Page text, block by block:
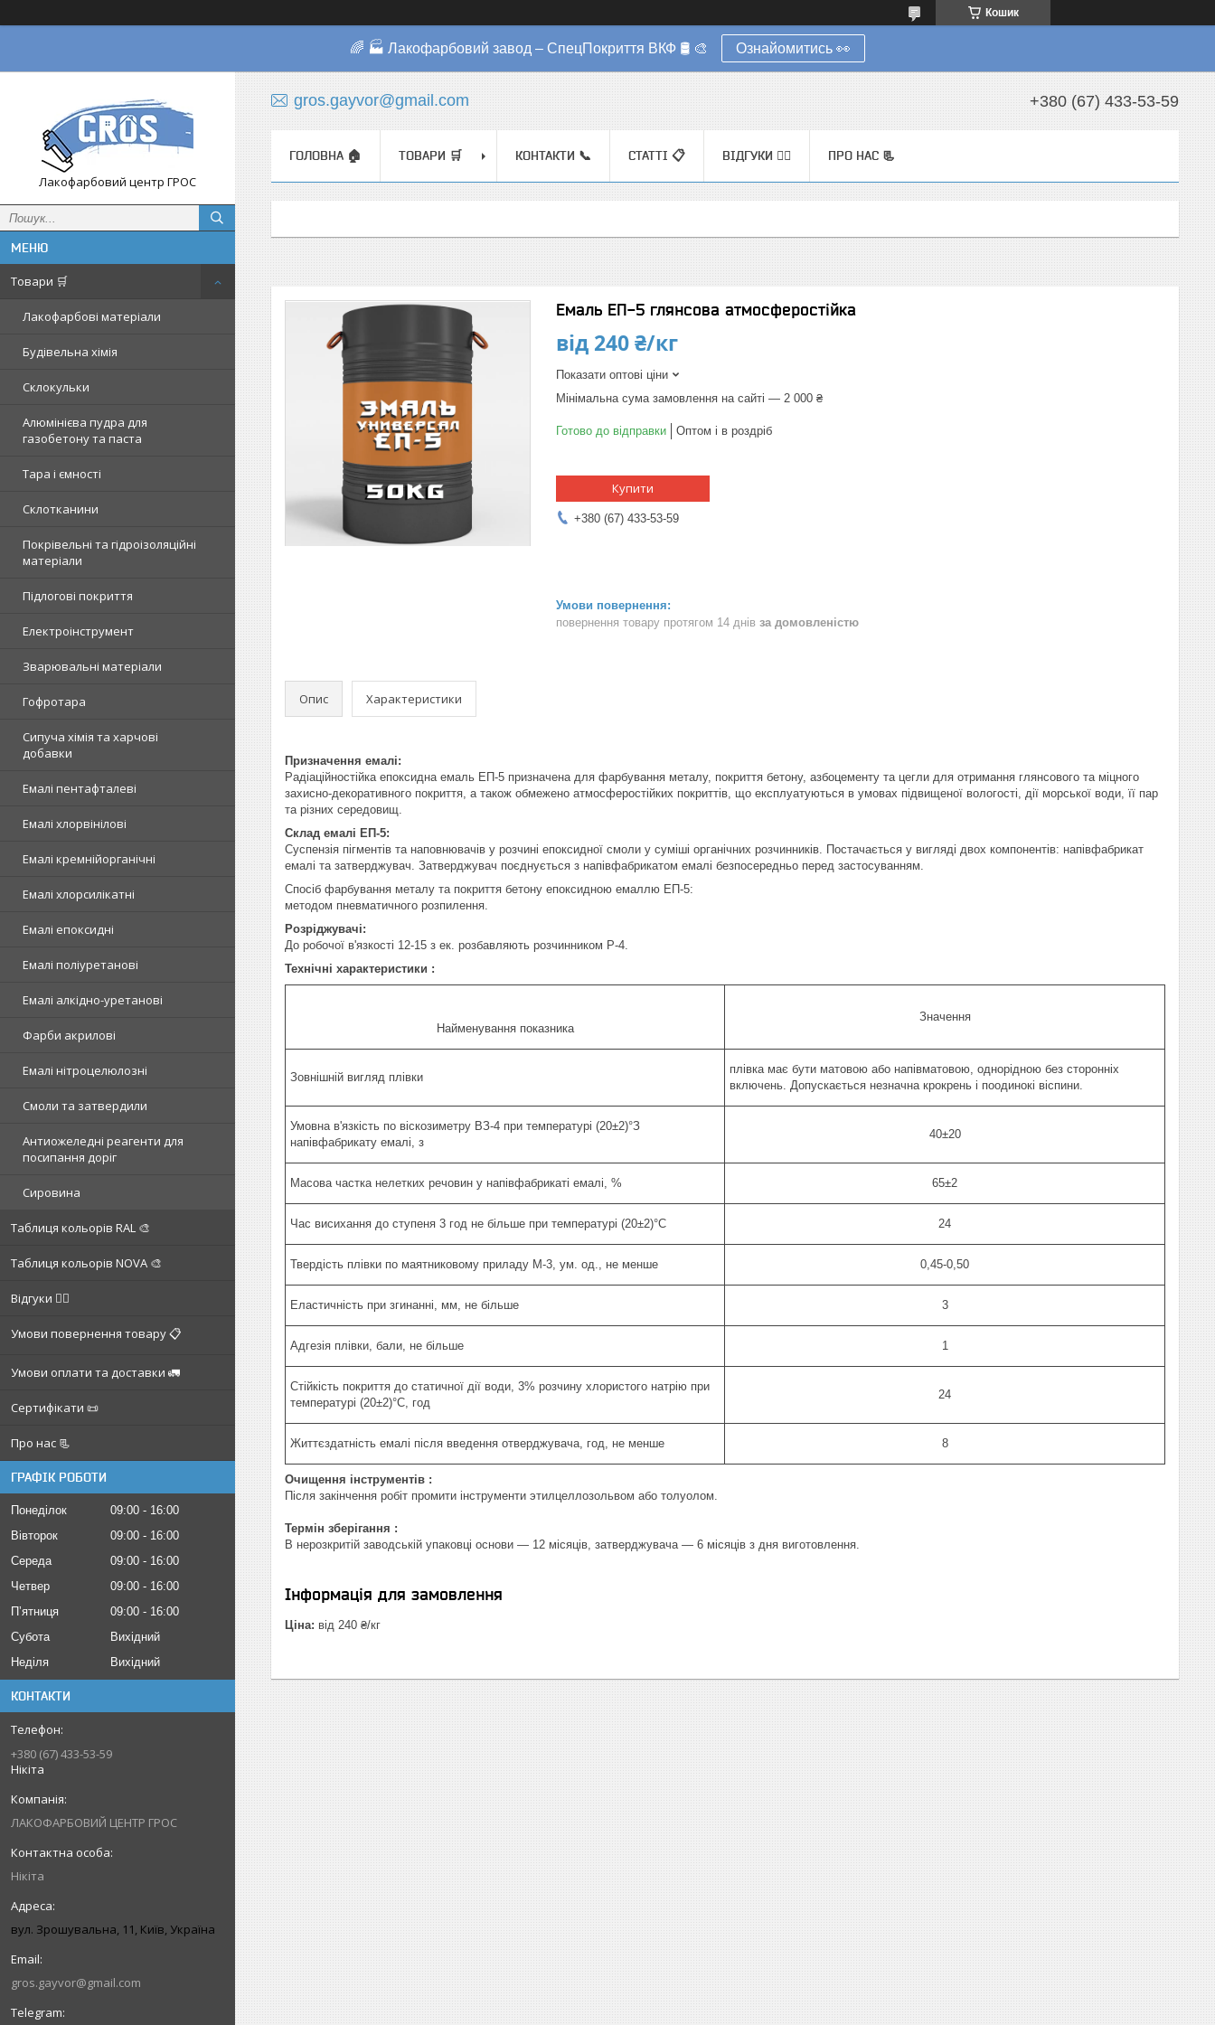
Кошик
🌈 🏭 Лакофарбовий завод – СпецПокриття ВКФ 🛢️ 🎨 Ознайомитись 👀
Лакофарбовий центр ГРОС
Товари 🛒
Лакофарбові матеріали
Будівельна хімія
Склокульки
Алюмінієва пудра для
газобетону та паста
Тара і ємності
Склотканини
Покрівельні та гідроізоляційні
матеріали
Підлогові покриття
Електроінструмент
Зварювальні матеріали
Гофротара
Сипуча хімія та харчові
добавки
Емалі пентафталеві
Емалі хлорвінілові
Емалі кремнійорганічні
Емалі хлорсилікатні
Емалі епоксидні
Емалі поліуретанові
Емалі алкідно-уретанові
Фарби акрилові
Емалі нітроцелюлозні
Смоли та затвердили
Антиожеледні реагенти для
посипання доріг
Сировина
Таблиця кольорів RAL 🎨
Таблиця кольорів NOVA 🎨
Відгуки ✍🏼
Умови повернення товару 📋
Умови оплати та доставки 🚛
Сертифікати 📜
Про нас 📃
ГРАФІК РОБОТИ
Понеділок 09:00
16:00
Вівторок
09:00
16:00
Середа
09:00
16:00
Четвер
09:00
16:00
Пʼятниця
09:00
16:00
Субота
Вихідний
Неділя
Вихідний
КОНТАКТИ
+380 (67) 433-53-59
Нікіта
ЛАКОФАРБОВИЙ ЦЕНТР ГРОС
Нікіта
вул. Зрошувальна, 11, Київ, Україна
gros.gayvor@gmail.com
gros.gayvor@gmail.com +380 (67) 433-53-59
ГОЛОВНА 🏠 ТОВАРИ 🛒 КОНТАКТИ 📞 СТАТТІ 📋 ВІДГУКИ ✍🏼 ПРО НАС 📃
Емаль ЕП-5 глянсова атмосферостійка
від 240 ₴/кг
Показати оптові ціни
Мінімальна сума замовлення на сайті — 2 000 ₴
Готово до відправки Оптом і в роздріб
Купити
+380 (67) 433-53-59
повернення товару протягом 14 днів за домовленістю
Опис Характеристики
Призначення емалі:
Радіаційностійка епоксидна емаль ЕП-5 призначена для фарбування металу, покриття бетону, азбоцементу та цегли для отримання глянсового та міцного
захисно-декоративного покриття, а також обмежено атмосферостійких покриттів, що експлуатуються в умовах підвищеної вологості, дії морської води, її пар
та різних середовищ.
Склад емалі ЕП-5:
Суспензія пігментів та наповнювачів у розчині епоксидної смоли у суміші органічних розчинників. Постачається у вигляді двох компонентів: напівфабрикат
емалі та затверджувач. Затверджувач поєднується з напівфабрикатом емалі безпосередньо перед застосуванням.
Спосіб фарбування металу та покриття бетону епоксидною емаллю ЕП-5:
методом пневматичного розпилення.
Розріджувачі:
До робочої в'язкості 12-15 з ек. розбавляють розчинником Р-4.
Технічні характеристики :
Найменування показника
Значення
Зовнішній вигляд плівки
плівка має бути матовою або напівматовою, однорідною без сторонніх
включень. Допускається незначна крокрень і поодинокі віспини.
Умовна в'язкість по віскозиметру ВЗ-4 при температурі (20±2)°З
напівфабрикату емалі, з
40±20
Масова частка нелетких речовин у напівфабрикаті емалі, % 65±2
Час висихання до ступеня 3 год не більше при температурі (20±2)°С 24
Твердість плівки по маятниковому приладу М-3, ум. од., не менше 0,45-0,50
Еластичність при згинанні, мм, не більше 3
Адгезія плівки, бали, не більше 1
Стійкість покриття до статичної дії води, 3% розчину хлористого натрію при
температурі (20±2)°С, год
24
Життєздатність емалі після введення отверджувача, год, не менше 8
Очищення інструментів :
Після закінчення робіт промити інструменти этилцеллозольвом або толуолом.
Термін зберігання :
В нерозкритій заводській упаковці основи — 12 місяців, затверджувача — 6 місяців з дня виготовлення.
Інформація для замовлення
Ціна: від 240 ₴/кг